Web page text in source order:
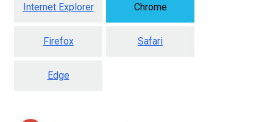
Internet Explorer Chrome
Firefox Safari
Edge